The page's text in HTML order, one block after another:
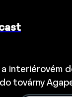
interiérovém
továrny